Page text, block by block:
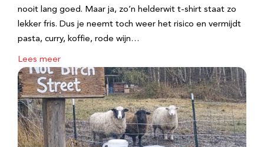
nooit lang goed. Maar ja, zo’n helderwit t-shirt staat zo
lekker fris. Dus je neemt toch weer het risico en vermijdt
pasta, curry, koffie, rode wijn…
Lees meer